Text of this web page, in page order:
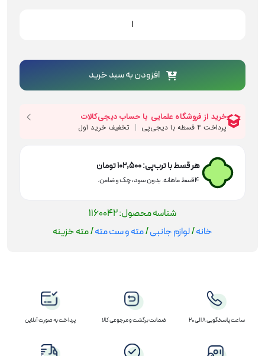
افزودن به سبد خرید
هر قسط با ترب‌پی:102,500تومان
۴ قسط ماهانه. بدون سود، چک و ضامن.
شناسه محصول:1160042
خانه/لوازم جانبی/مته و ست مته/ مته خزینه
ساعت پاسخگویی 8 الی 20 ضمانت برگشت و مرجوعی کالا پرداخت به صورت آنلاین